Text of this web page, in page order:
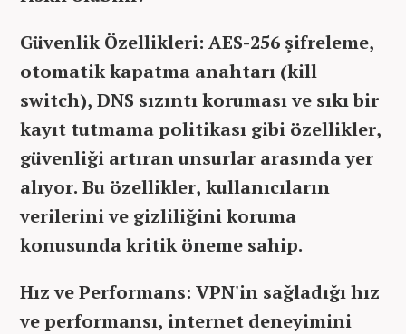
Güvenlik Özellikleri: AES-256 şifreleme,
otomatik kapatma anahtarı (kill
switch), DNS sızıntı koruması ve sıkı bir
kayıt tutmama politikası gibi özellikler,
güvenliği artıran unsurlar arasında yer
alıyor. Bu özellikler, kullanıcıların
verilerini ve gizliliğini koruma
konusunda kritik öneme sahip.
Hız ve Performans: VPN'in sağladığı hız
ve performansı, internet deneyimini